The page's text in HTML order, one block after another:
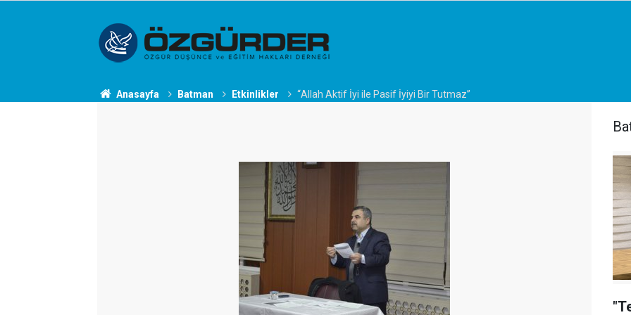
Anasayfa Batman Etkinlikler “Allah Aktif İyi ile Pasif İyiyi Bir Tutmaz”